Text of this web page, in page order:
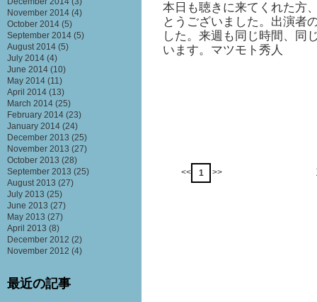
本日も聴きに来てくれた方
とうございました。出演者
した。来週も同じ時間、同
います。マツモト秀人
<< 1 >>
November 2014 (4)
October 2014 (5)
September 2014 (5)
August 2014 (5)
July 2014 (4)
June 2014 (10)
May 2014 (11)
April 2014 (13)
March 2014 (25)
February 2014 (23)
January 2014 (24)
December 2013 (25)
November 2013 (27)
October 2013 (28)
September 2013 (25)
August 2013 (27)
July 2013 (25)
June 2013 (27)
May 2013 (27)
April 2013 (8)
December 2012 (2)
November 2012 (4)
最近の記事